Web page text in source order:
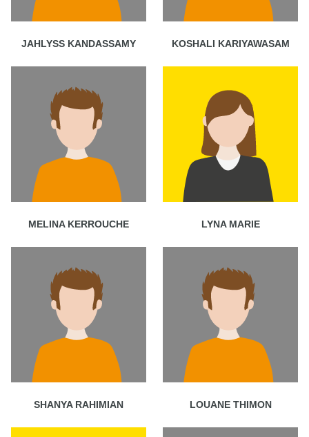
JAHLYSS KANDASSAMY KOSHALI KARIYAWASAM
MELINA KERROUCHE LYNA MARIE
SHANYA RAHIMIAN LOUANE THIMON